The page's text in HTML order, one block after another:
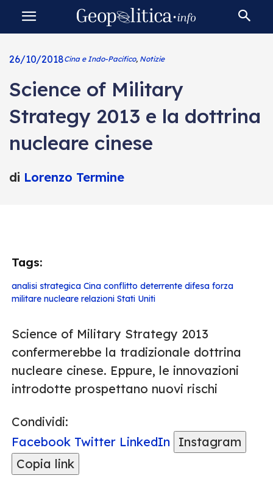
26/10/2018Cina e Indo-Pacifico, Notizie
Science of Military
Strategy 2013 e la dottrina
nucleare cinese
di Lorenzo Termine
Tags:
analisi strategica Cina conflitto deterrente difesa forza
militare nucleare relazioni Stati Uniti
Science of Military Strategy 2013
confermerebbe la tradizionale dottrina
nucleare cinese. Eppure, le innovazioni
introdotte prospettano nuovi rischi
Condividi:
Facebook Twitter LinkedIn
Instagram
Copia link